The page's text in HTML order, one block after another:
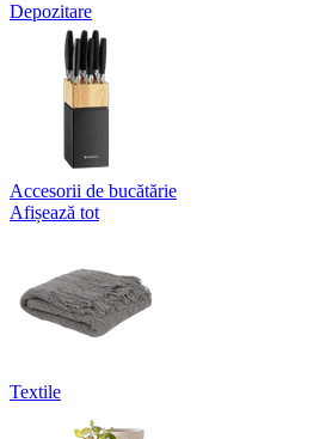
Depozitare
Accesorii de bucătărie
Afișează tot
Textile